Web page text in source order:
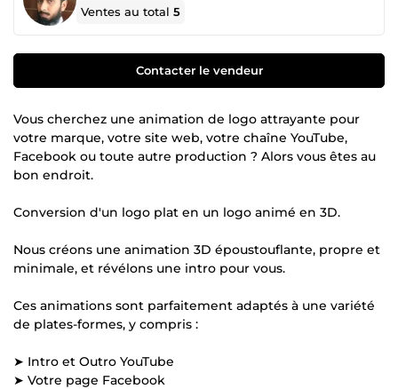
Ventes au total5
Contacter le vendeur
Vous cherchez une animation de logo attrayante pour
votre marque, votre site web, votre chaîne YouTube,
Facebook ou toute autre production ? Alors vous êtes au
bon endroit.
Conversion d'un logo plat en un logo animé en 3D.
Nous créons une animation 3D époustouflante, propre et
minimale, et révélons une intro pour vous.
Ces animations sont parfaitement adaptés à une variété
de plates-formes, y compris :
➤ Intro et Outro YouTube
➤ Votre page Facebook